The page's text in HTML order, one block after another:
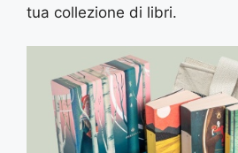
tua collezione di libri.